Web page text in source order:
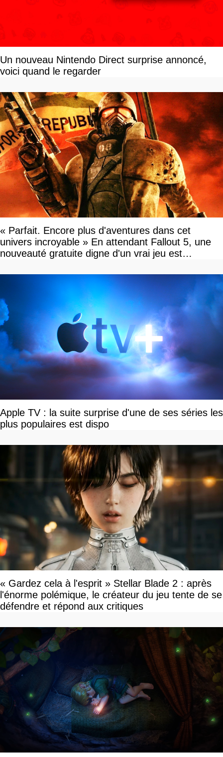
Un nouveau Nintendo Direct surprise annoncé,
voici quand le regarder
« Parfait. Encore plus d'aventures dans cet
univers incroyable » En attendant Fallout 5, une
nouveauté gratuite digne d'un vrai jeu est
Apple TV : la suite surprise d'une de ses séries les
plus populaires est dispo
« Gardez cela à l'esprit » Stellar Blade 2 : après
l'énorme polémique, le créateur du jeu tente de se
défendre et répond aux critiques